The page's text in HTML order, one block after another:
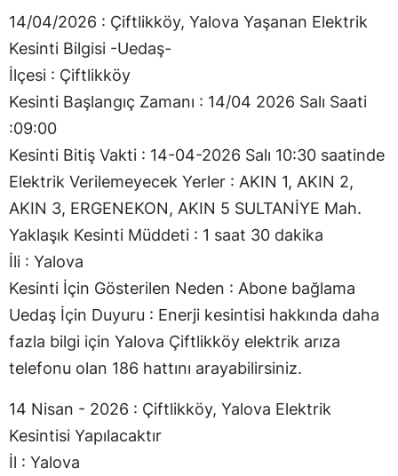
14/04/2026 : Çiftlikköy, Yalova Yaşanan Elektrik
Kesinti Bilgisi -Uedaş-
İlçesi : Çiftlikköy
Kesinti Başlangıç Zamanı : 14/04 2026 Salı Saati
:09:00
Kesinti Bitiş Vakti : 14-04-2026 Salı 10:30 saatinde
Elektrik Verilemeyecek Yerler : AKIN 1, AKIN 2,
AKIN 3, ERGENEKON, AKIN 5 SULTANİYE Mah.
Yaklaşık Kesinti Müddeti : 1 saat 30 dakika
İli : Yalova
Kesinti İçin Gösterilen Neden : Abone bağlama
Uedaş İçin Duyuru : Enerji kesintisi hakkında daha
fazla bilgi için Yalova Çiftlikköy elektrik arıza
telefonu olan 186 hattını arayabilirsiniz.
14 Nisan - 2026 : Çiftlikköy, Yalova Elektrik
Kesintisi Yapılacaktır
İl : Yalova